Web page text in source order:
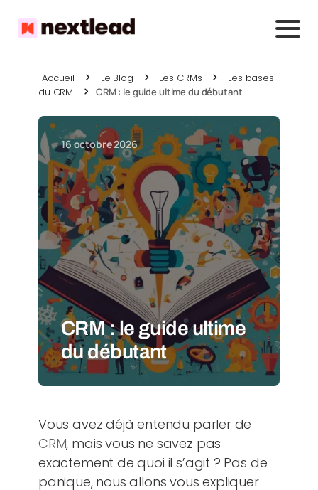
Accueil Le Blog Les CRMs
Les bases
du CRM
CRM : le guide ultime du débutant
16 octobre 2026
CRM : le guide ultime
du débutant
Vous avez déjà entendu parler de
CRM, mais vous ne savez pas
exactement de quoi il s’agit ? Pas de
panique, nous allons vous expliquer